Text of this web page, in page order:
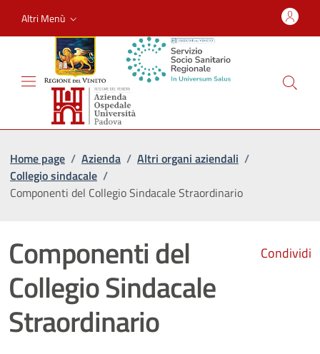
Altri Menù
Home page / Azienda / Altri organi aziendali /
Collegio sindacale /
Componenti del Collegio Sindacale Straordinario
Condividi
Componenti del
Collegio Sindacale
Straordinario